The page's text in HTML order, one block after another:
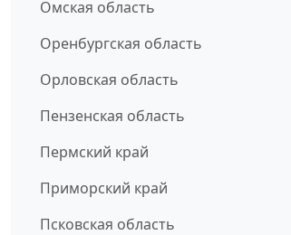
Омская область
Оренбургская область
Орловская область
Пензенская область
Пермский край
Приморский край
Псковская область